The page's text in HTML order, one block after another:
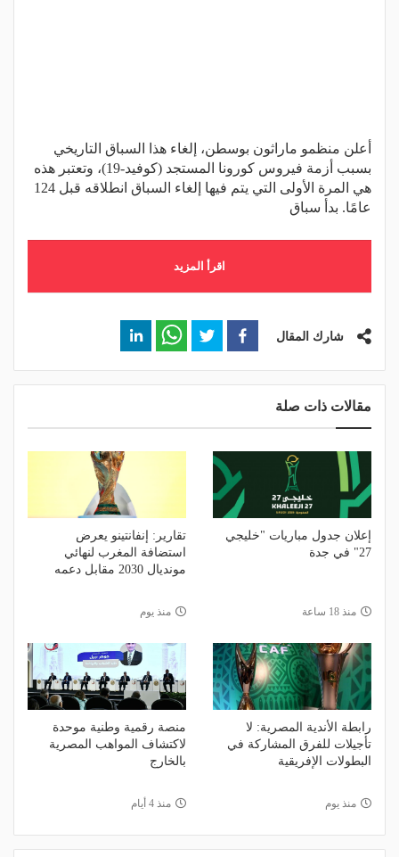
أعلن منظمو ماراثون بوسطن، إلغاء هذا السباق التاريخي
بسبب أزمة فيروس كورونا المستجد (كوفيد-19)، وتعتبر هذه
هي المرة الأولى التي يتم فيها إلغاء السباق انطلاقه قبل 124
عامًا. بدأ سباق
اقرأ المزيد
شارك المقال
مقالات ذات صلة
إعلان جدول مباريات "خليجي
27" في جدة
منذ 18 ساعة
تقارير: إنفانتينو يعرض
استضافة المغرب لنهائي
مونديال 2030 مقابل دعمه
منذ يوم
رابطة الأندية المصرية: لا
تأجيلات للفرق المشاركة في
البطولات الإفريقية
منذ يوم
منصة رقمية وطنية موحدة
لاكتشاف المواهب المصرية
بالخارج
منذ 4 أيام